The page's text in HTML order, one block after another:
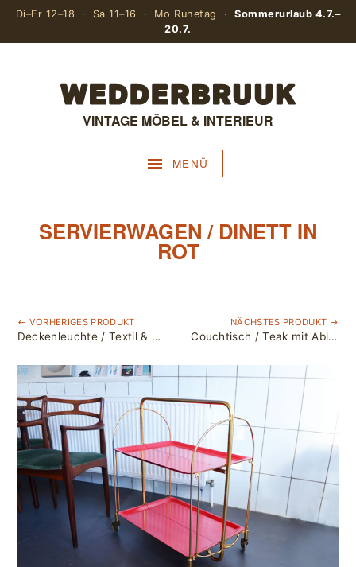
Di–Fr 12–18 · Sa 11–16 · Mo Ruhetag ·Sommerurlaub 4.7.–
20.7.
VINTAGE MÖBEL & INTERIEUR
MENÜ
SERVIERWAGEN / DINETT IN
ROT
← VORHERIGES PRODUKT
Deckenleuchte / Textil & Kunststoff
NÄCHSTES PRODUKT →
Couchtisch / Teak mit Ablagefach